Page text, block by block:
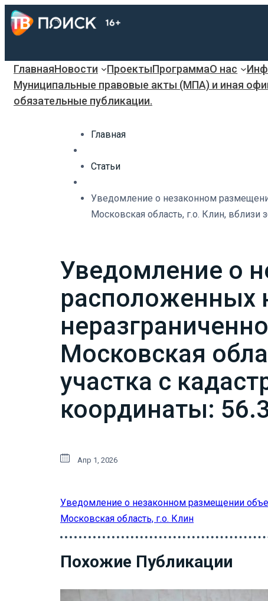
ГлавнаяНовости ПроектыПрограммаО нас
Муниципальные правовые акты (МПА) и иная
обязательные публикации.
Главная
Статьи
Уведомление о незаконном
Московская область, г.о. Клин,
Уведомление о
расположенных
Московская
участка с
координаты:
Апр 1, 2026
Уведомление о незаконном размещении
Московская область, г.о. Клин
Похожие Публикации